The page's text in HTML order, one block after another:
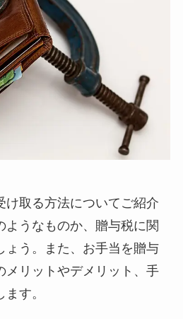
け取る方法についてご紹介
ようなものか、贈与税に関
ょう。また、お手当を贈与
メリットやデメリット、手
す。